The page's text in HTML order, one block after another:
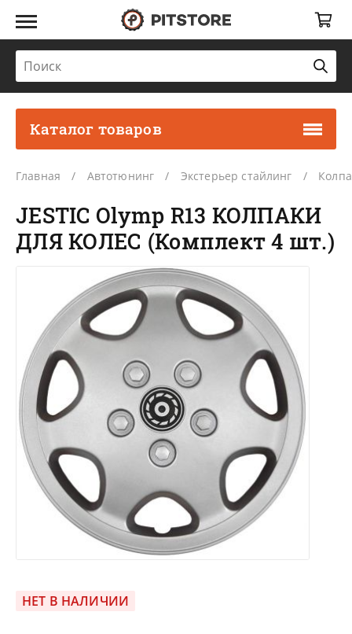
Каталог товаров
Главная Автотюнинг Экстерьер стайлинг
JESTIC Olymp R13 КОЛПАКИ
ДЛЯ КОЛЕС (Комплект 4 шт.)
НЕТ В НАЛИЧИИ